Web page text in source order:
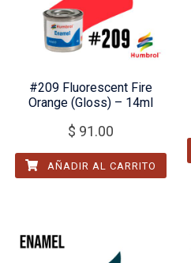
#209 Fluorescent Fire
Orange (Gloss) – 14ml
$ 91.00
AÑADIR AL CARRITO